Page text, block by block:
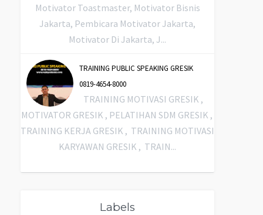
Motivator Toastmaster, Motivator Bisnis
Jakarta, Pembicara Motivator Jakarta,
Motivator Di Jakarta, J...
TRAINING PUBLIC SPEAKING GRESIK
0819-4654-8000
TRAINING MOTIVASI GRESIK ,
MOTIVATOR GRESIK , PELATIHAN SDM GRESIK ,
TRAINING KERJA GRESIK , TRAINING MOTIVASI
KARYAWAN GRESIK , TRAIN...
Labels